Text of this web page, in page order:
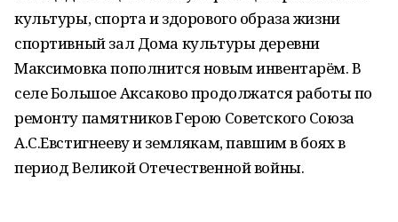
культуры, спорта и здорового образа жизни
спортивный зал Дома культуры деревни
Максимовка пополнится новым инвентарём. В
селе Большое Аксаково продолжатся работы по
ремонту памятников Герою Советского Союза
А.С.Евстигнееву и землякам, павшим в боях в
период Великой Отечественной войны.